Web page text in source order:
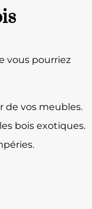
vous pourriez
de vos meubles.
bois exotiques.